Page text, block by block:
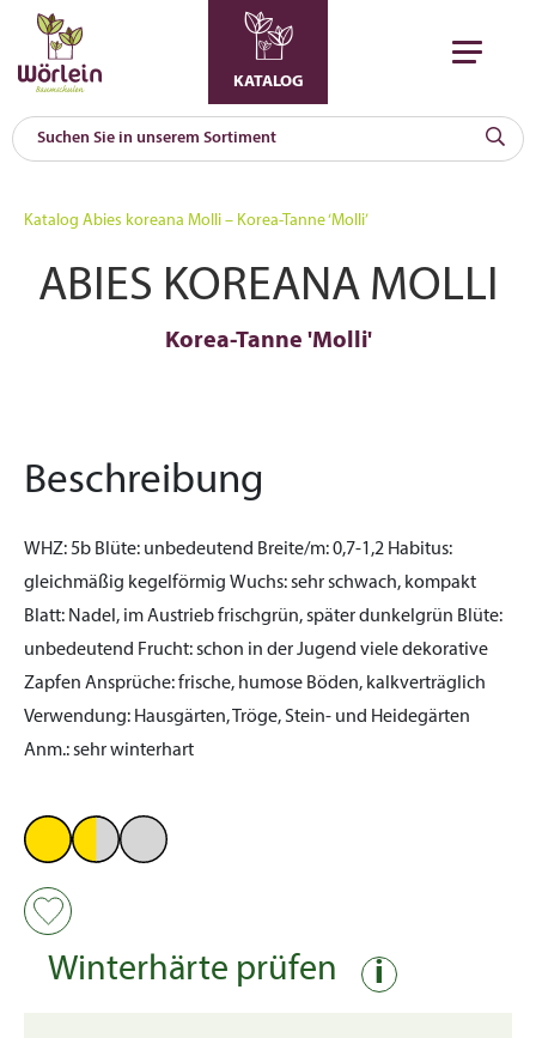
KATALOG
Katalog Abies koreana Molli – Korea-Tanne ‘Molli’
ABIES KOREANA MOLLI
Korea-Tanne 'Molli'
Beschreibung
WHZ:5b Blüte: unbedeutend Breite/m:0,7-1,2 Habitus:
gleichmäßig kegelförmig Wuchs:sehr schwach, kompakt
Blatt: Nadel, im Austrieb frischgrün, später dunkelgrün Blüte:
unbedeutend Frucht:schon in der Jugend viele dekorative
Zapfen Ansprüche:frische, humose Böden, kalkverträglich
Verwendung: Hausgärten, Tröge, Stein- und Heidegärten
Anm.:sehr winterhart
Winterhärte prüfen i